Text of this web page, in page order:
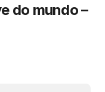
do mundo –